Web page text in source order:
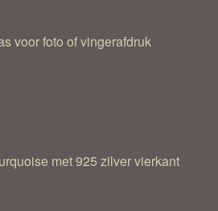
voor foto of vingerafdruk
met 925 zilver vierkant